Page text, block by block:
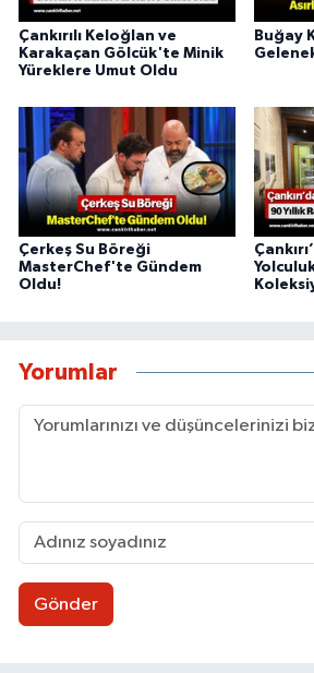
Çankırılı Keloğlan ve
Karakaçan Gölcük'te Minik
Yüreklere Umut Oldu
Buğay
Çerkeş Su Böreği
MasterChef'te Gündem
Oldu!
Yorumlar
Gönder